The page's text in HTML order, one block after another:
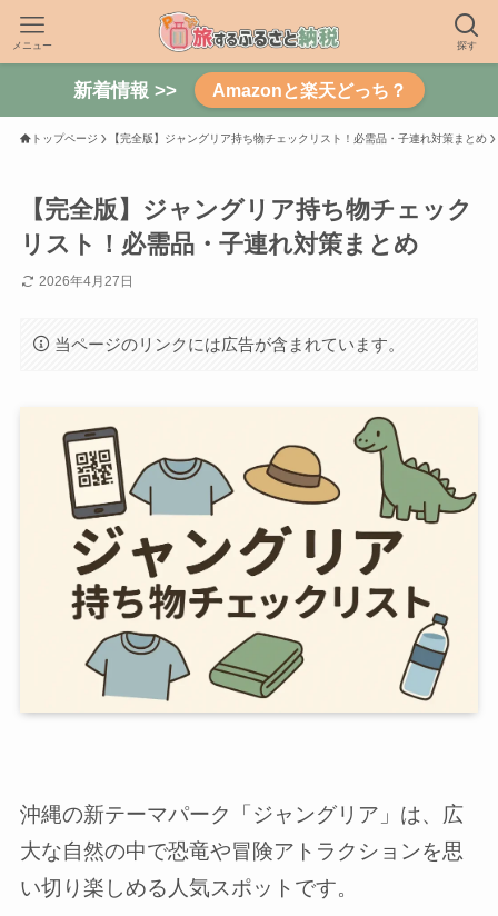
探す
メニュー
新着情報 >> Amazonと楽天どっち？
トップページ 【完全版】ジャングリア持ち物チェックリスト！必需品・子連れ対策まとめ
【完全版】ジャングリア持ち物チェック
リスト！必需品・子連れ対策まとめ
2026年4月27日
当ページのリンクには広告が含まれています。
沖縄の新テーマパーク「ジャングリア」は、広
大な自然の中で恐竜や冒険アトラクションを思
い切り楽しめる人気スポットです。